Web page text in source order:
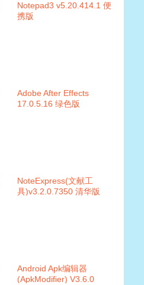
Notepad3 v5.20.414.1 便
携版
Adobe After Effects
17.0.5.16 绿色版
NoteExpress(文献工
具)v3.2.0.7350 清华版
Android Apk编辑器
(ApkModifier) V3.6.0